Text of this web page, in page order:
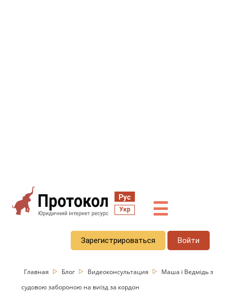
Рус
Укр ☰
Зарегистрироваться Войти
Главная Блог Видеоконсультация
Маша і Ведмідь з
судовою забороною на виїзд за кордон